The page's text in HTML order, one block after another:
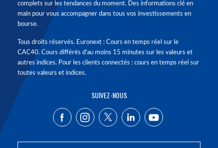
complets sur les tendances du moment. Des informations clé en
main pour vous accompagner dans tous vos investissements en
bourse.
Tous droits réservés. Euronext : Cours en temps réel sur le
CAC40. Cours différés d'au moins 15 minutes sur les valeurs et
autres indices. Pour les clients connectés : cours en temps réel sur
toutes valeurs et indices.
SUIVEZ-NOUS